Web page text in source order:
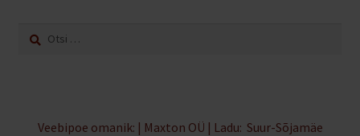
Veebipoe omanik: | Maxton OÜ | Ladu: Suur-Sõjamäe